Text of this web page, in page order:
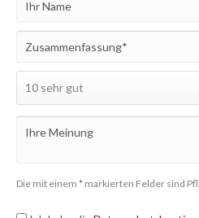
Die mit einem * markierten Felder sind